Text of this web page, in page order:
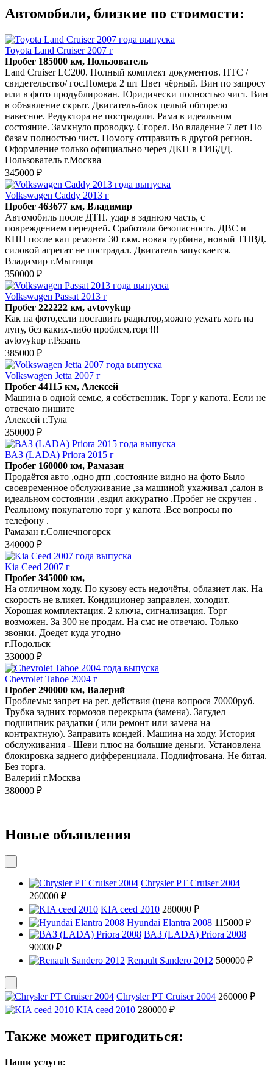
Автомобили, близкие по стоимости:
Toyota Land Cruiser 2007 г
Пробег 185000 км, Пользователь
Land Cruiser LC200. Полный комплект документов. ПТС /
свидетельство/ гос.Номера 2 шт Цвет чёрный. Вин по запросу
или в фото продублирован. Юридически полностью чист. Вин
в объявление скрыт. Двигатель-блок целый обгорело
навесное. Редуктора не пострадали. Рама в идеальном
состояние. Замкнуло проводку. Сгорел. Во владение 7 лет По
базам полностью чист. Помогу отправить в другой регион.
Оформление только официально через ДКП в ГИБДД.
Пользователь г.Москва
345000 ₽
Volkswagen Caddy 2013 г
Пробег 463677 км, Владимир
Автомобиль после ДТП. удар в заднюю часть, с
повреждением передней. Сработала безопасность. ДВС и
КПП после кап ремонта 30 т.км. новая турбина, новый ТНВД.
силовой агрегат не пострадал. Двигатель запускается.
Владимир г.Мытищи
350000 ₽
Volkswagen Passat 2013 г
Пробег 222222 км, avtovykup
Как на фото,если поставить радиатор,можно уехать хоть на
луну, без каких-либо проблем,торг!!!
avtovykup г.Рязань
385000 ₽
Volkswagen Jetta 2007 г
Пробег 44115 км, Алексей
Машина в одной семье, я собственник. Торг у капота. Если не
отвечаю пишите
Алексей г.Тула
350000 ₽
ВАЗ (LADA) Priora 2015 г
Пробег 160000 км, Рамазан
Продаётся авто ,одно дтп ,состояние видно на фото Было
своевременное обслуживание ,за машиной ухаживал ,салон в
идеальном состоянии ,ездил аккуратно .Пробег не скручен .
Реальному покупателю торг у капота .Все вопросы по
телефону .
Рамазан г.Солнечногорск
340000 ₽
Kia Ceed 2007 г
Пробег 345000 км,
На отличном ходу. По кузову есть недочёты, облазиет лак. На
скорость не влияет. Кондиционер заправлен, холодит.
Хорошая комплектация. 2 ключа, сигнализация. Торг
возможен. За 300 не продам. На смс не отвечаю. Только
звонки. Доедет куда угодно
г.Подольск
330000 ₽
Chevrolet Tahoe 2004 г
Пробег 290000 км, Валерий
Проблемы: запрет на рег. действия (цена вопроса 70000руб.
Трубка задних тормозов перекрыта (замена). Загудел
подшипник раздатки ( или ремонт или замена на
контрактную). Заправить кондей. Машина на ходу. История
обслуживания - Шеви плюс на большие деньги. Установлена
блокировка заднего дифференциала. Подлифтована. Не битая.
Без торга.
Валерий г.Москва
380000 ₽
Новые объявления
Chrysler PT Cruiser 2004
260000 ₽
KIA ceed 2010 280000 ₽
Hyundai Elantra 2008 115000 ₽
ВАЗ (LADA) Priora 2008
90000 ₽
Renault Sandero 2012 500000 ₽
Chrysler PT Cruiser 2004 260000 ₽
KIA ceed 2010 280000 ₽
Также может пригодиться:
Наши услуги: